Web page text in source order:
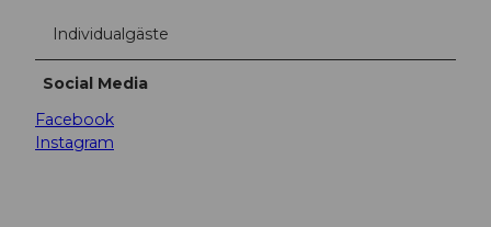
Individualgäste
Social Media
Facebook
Instagram